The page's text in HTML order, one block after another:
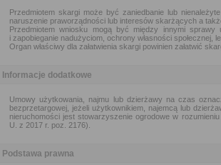
Przedmiotem skargi może być zaniedbanie lub
naruszenie praworządności lub interesów skarżących a
Przedmiotem wniosku mogą być między innymi sprawy
i zapobieganie nadużyciom, ochrony własności społecznej,
Organ właściwy dla załatwienia skargi powinien załatwić
Informacje dodatkowe
Umowy użytkowania, najmu lub dzierżawy na czas
bezprzetargowej, jeżeli użytkownikiem, najemcą lub
nieruchomości jest stowarzyszenie ogrodowe w
U. z 2017 r. poz. 2176).
Podstawa prawna